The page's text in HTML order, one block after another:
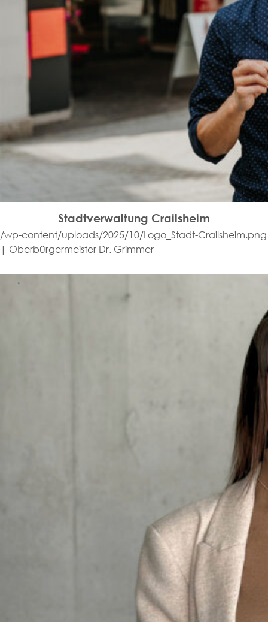
Stadtverwaltung Crailsheim
/wp-content/uploads/2025/10/Logo_Stadt-Crailsheim.png
| Oberbürgermeister Dr. Grimmer